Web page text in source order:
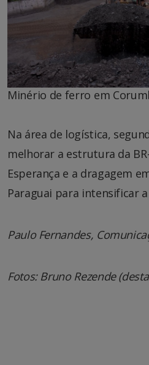
Minério de ferro em
Na área de logística,
melhorar a estrutura da
Esperança e a dragagem
Paraguai para intensificar
Paulo Fernandes,
Fotos: Bruno Rezende